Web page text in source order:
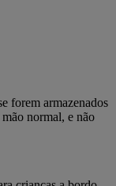
forem armazenados
normal, e não